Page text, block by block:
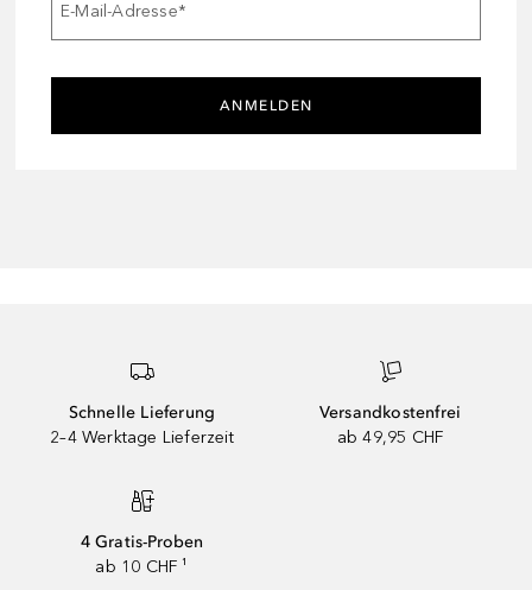
E-Mail-Adresse*
ANMELDEN
Schnelle Lieferung
2–4 Werktage Lieferzeit
Versandkostenfrei
ab 49,95 CHF
4 Gratis-Proben
ab 10 CHF ¹